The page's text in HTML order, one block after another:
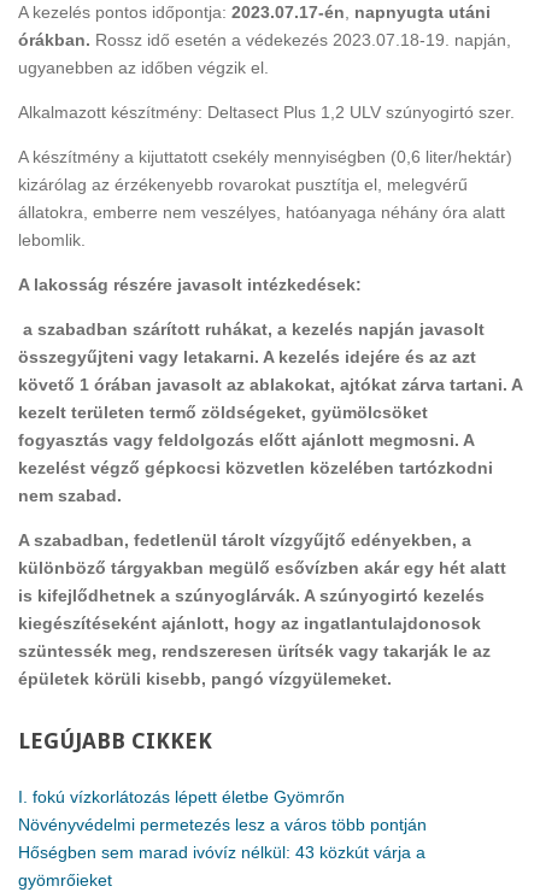
A kezelés pontos időpontja: 2023.07.17-én, napnyugta utáni
órákban. Rossz idő esetén a védekezés 2023.07.18-19. napján,
ugyanebben az időben végzik el.
Alkalmazott készítmény: Deltasect Plus 1,2 ULV szúnyogirtó szer.
A készítmény a kijuttatott csekély mennyiségben (0,6 liter/hektár)
kizárólag az érzékenyebb rovarokat pusztítja el, melegvérű
állatokra, emberre nem veszélyes, hatóanyaga néhány óra alatt
lebomlik.
A lakosság részére javasolt intézkedések:
a szabadban szárított ruhákat, a kezelés napján javasolt
összegyűjteni vagy letakarni. A kezelés idejére és az azt
követő 1 órában javasolt az ablakokat, ajtókat zárva tartani. A
kezelt területen termő zöldségeket, gyümölcsöket
fogyasztás vagy feldolgozás előtt ajánlott megmosni. A
kezelést végző gépkocsi közvetlen közelében tartózkodni
nem szabad.
A szabadban, fedetlenül tárolt vízgyűjtő edényekben, a
különböző tárgyakban megülő esővízben akár egy hét alatt
is kifejlődhetnek a szúnyoglárvák. A szúnyogirtó kezelés
kiegészítéseként ajánlott, hogy az ingatlantulajdonosok
szüntessék meg, rendszeresen ürítsék vagy takarják le az
épületek körüli kisebb, pangó vízgyülemeket.
LEGÚJABB CIKKEK
I. fokú vízkorlátozás lépett életbe Gyömrőn
Növényvédelmi permetezés lesz a város több pontján
Hőségben sem marad ivóvíz nélkül: 43 közkút várja a
gyömrőieket